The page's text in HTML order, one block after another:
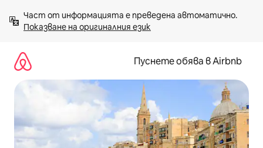
към
съдържанието
Показване на оригиналния език
Пуснете обява в Airbnb